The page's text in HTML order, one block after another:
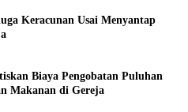
Keracunan Usai Menyantap
Biaya Pengobatan Puluhan
Makanan di Gereja